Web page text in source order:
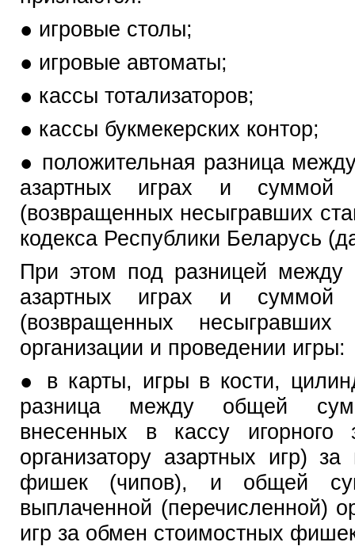
● игровые столы;
● игровые автоматы;
● кассы тотализаторов;
● кассы букмекерских контор;
● положительная разница
азартных играх и суммой
(возвращенных несыгравших
кодекса Республики Беларусь
При этом под разницей между
азартных играх и суммой
(возвращенных
организации и проведении игры:
● в карты, игры в кости,
разница между общей
внесенных в кассу игорного
организатору азартных игр)
фишек (чипов), и общей
выплаченной (перечисленной)
игр за обмен стоимостных